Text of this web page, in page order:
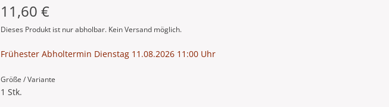
11,60 €
Dieses Produkt ist nur abholbar. Kein Versand möglich.
Frühester Abholtermin Dienstag 11.08.2026 11:00 Uhr
Größe / Variante
1 Stk.